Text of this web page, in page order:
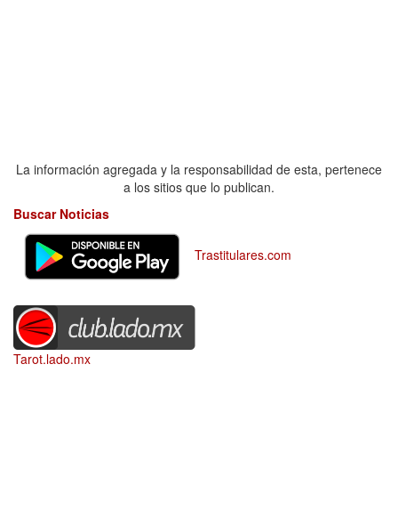
La información agregada y la responsabilidad de esta, pertenece
a los sitios que lo publican.
Buscar Noticias
Trastitulares.com
Tarot.lado.mx